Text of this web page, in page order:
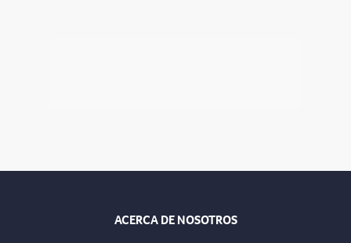
ACERCA DE NOSOTROS